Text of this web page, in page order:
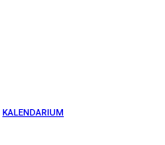
KALENDARIUM